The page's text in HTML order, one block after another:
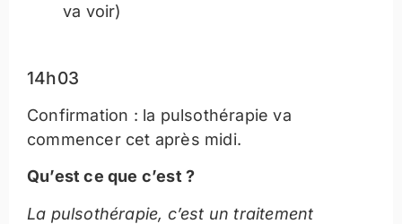
va voir)
14h03
Confirmation : la pulsothérapie va
commencer cet après midi.
Qu’est ce que c’est ?
La pulsothérapie, c’est un traitement